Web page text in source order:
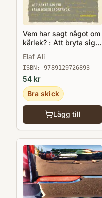
Vem har sagt något om
kärlek? : Att bryta sig
Elaf Ali
ISBN: 9789129726893
54 kr
Bra skick
Lägg till